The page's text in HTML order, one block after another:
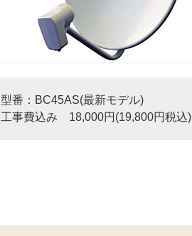
型番：BC45AS(最新モデル)
工事費込み 18,000円(19,800円税込)